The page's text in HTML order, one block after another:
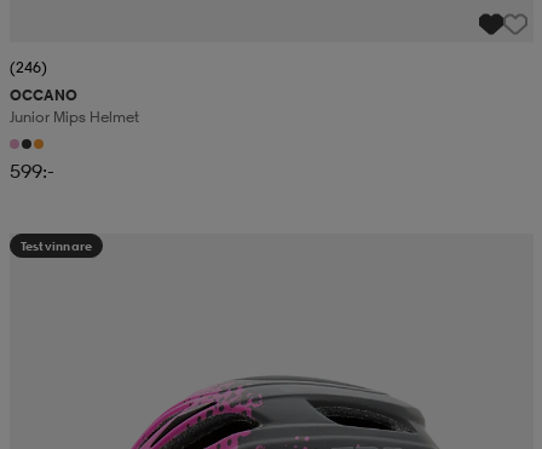
(246)
OCCANO
Junior Mips Helmet
599:-
Testvinnare